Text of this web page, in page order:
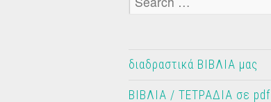
διαδραστικά ΒΙΒΛΙΑ μας
ΒΙΒΛΙΑ / ΤΕΤΡΑΔΙΑ σε pdf